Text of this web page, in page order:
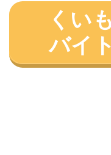
くい
バイ